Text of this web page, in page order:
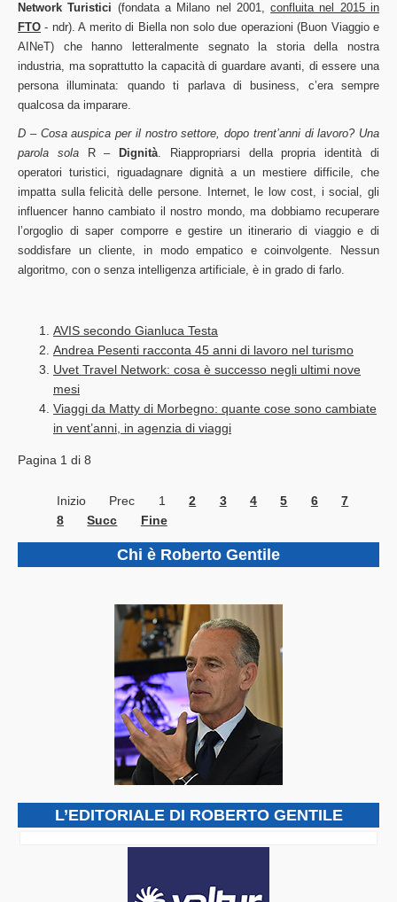
Network Turistici (fondata a Milano nel 2001,confluita nel 2015 in
FTO - ndr). A merito di Biella non solo due operazioni (Buon Viaggio e
AINeT) che hanno letteralmente segnato la storia della nostra
industria, ma soprattutto la capacità di guardare avanti, di essere una
persona illuminata: quando ti parlava di business, c’era sempre
qualcosa da imparare.
D – Cosa auspica per il nostro settore, dopo trent’anni di lavoro? Una
parola solaR – Dignità. Riappropriarsi della propria identità di
operatori turistici, riguadagnare dignità a un mestiere difficile, che
impatta sulla felicità delle persone. Internet, le low cost, i social, gli
influencer hanno cambiato il nostro mondo, ma dobbiamo recuperare
l’orgoglio di saper comporre e gestire un itinerario di viaggio e di
soddisfare un cliente, in modo empatico e coinvolgente. Nessun
algoritmo, con o senza intelligenza artificiale, è in grado di farlo.
AVIS secondo Gianluca Testa
Andrea Pesenti racconta 45 anni di lavoro nel turismo
Uvet Travel Network: cosa è successo negli ultimi nove
mesi
Viaggi da Matty di Morbegno: quante cose sono cambiate
in vent’anni, in agenzia di viaggi
Pagina 1 di 8
Inizio Prec 1 2 3 4 5 6
7
8
Succ Fine
Chi è Roberto Gentile
L’EDITORIALE DI ROBERTO GENTILE